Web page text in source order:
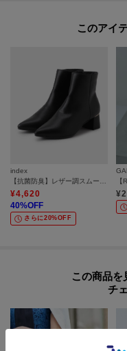
このアイ
index
【抗菌防臭】レザー調スムースショートブーツ
¥4,620
40%OFF
さらに20%OFF
¥
この商品を
チ